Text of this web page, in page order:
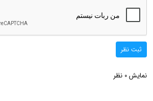
ثبت نظر
نمایش 0 نظر